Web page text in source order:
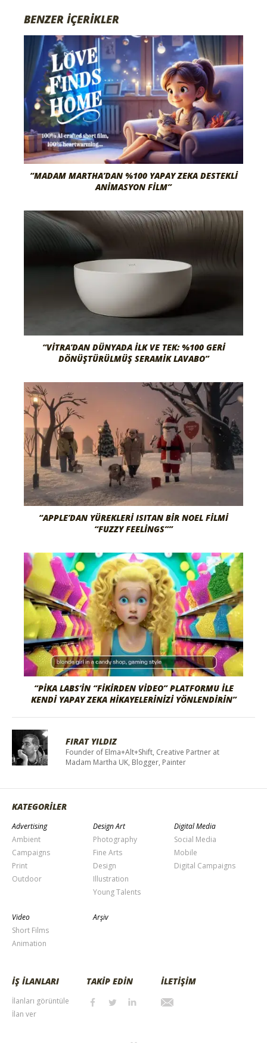
BENZER İÇERİKLER
“MADAM MARTHA’DAN %100 YAPAY ZEKA DESTEKLI
ANIMASYON FILM”
“VITRA’DAN DÜNYADA İLK VE TEK: %100 GERI
DÖNÜŞTÜRÜLMÜŞ SERAMIK LAVABO”
“APPLE’DAN YÜREKLERI ISITAN BIR NOEL FILMI
“FUZZY FEELINGS””
“PIKA LABS’IN “FIKIRDEN VIDEO” PLATFORMU ILE
KENDI YAPAY ZEKA HIKAYELERINIZI YÖNLENDIRIN”
FIRAT YILDIZ
Founder of Elma+Alt+Shift, Creative Partner at
Madam Martha UK, Blogger, Painter
KATEGORİLER
Advertising
Ambient
Campaigns
Print
Outdoor
Design Art
Photography
Fine Arts
Design
Illustration
Young Talents
Digital Media
Social Media
Mobile
Digital Campaigns
Video
Short Films
Animation
Arşiv
İŞ İLANLARI
İlanları görüntüle
İlan ver
TAKİP EDİN İLETİŞİM